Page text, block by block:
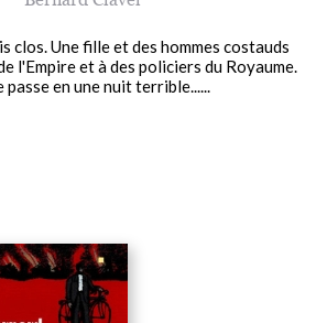
clos. Une fille et des hommes costauds
l'Empire et à des policiers du Royaume.
passe en une nuit terrible......